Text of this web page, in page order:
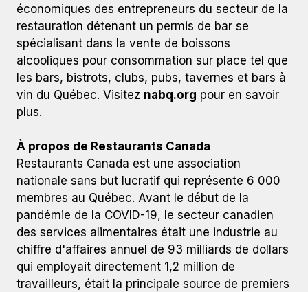
économiques des entrepreneurs du secteur de la
restauration détenant un permis de bar se
spécialisant dans la vente de boissons
alcooliques pour consommation sur place tel que
les bars, bistrots, clubs, pubs, tavernes et bars à
vin du Québec. Visitez nabq.org pour en savoir
plus.
À propos de Restaurants Canada
Restaurants Canada est une association
nationale sans but lucratif qui représente 6 000
membres au Québec. Avant le début de la
pandémie de la COVID-19, le secteur canadien
des services alimentaires était une industrie au
chiffre d'affaires annuel de 93 milliards de dollars
qui employait directement 1,2 million de
travailleurs, était la principale source de premiers